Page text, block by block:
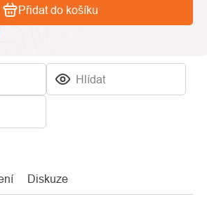
Hlídat
Přidat do košíku
Diskuze